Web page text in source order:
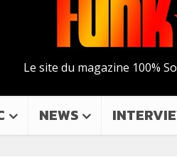
Le site du magazine 100%
NEWS